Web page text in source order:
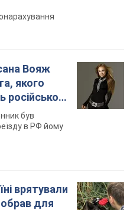
Вояж
якого
російської
був
в РФ йому
врятували
для